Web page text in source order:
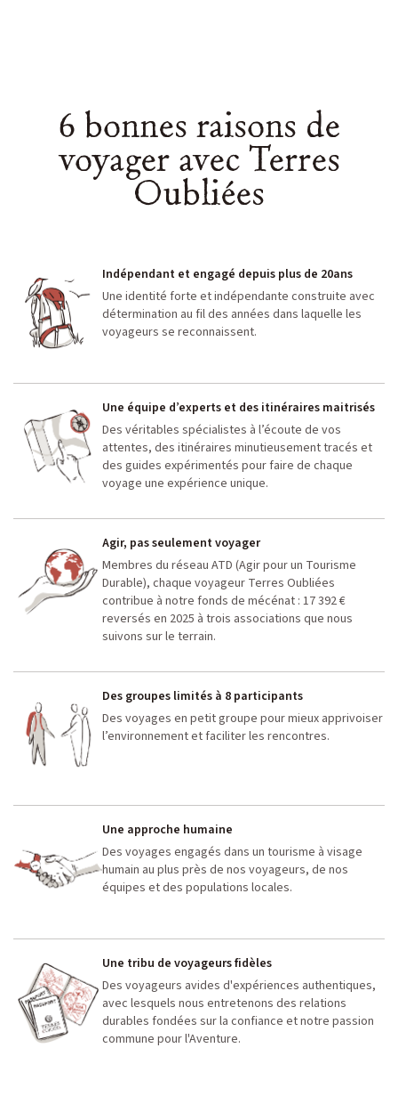
6 bonnes raisons de
voyager avec Terres
Oubliées
Indépendant et engagé depuis plus de 20ans
Une identité forte et indépendante construite avec
détermination au fil des années dans laquelle les
voyageurs se reconnaissent.
Une équipe d’experts et des itinéraires maitrisés
Des véritables spécialistes à l’écoute de vos
attentes, des itinéraires minutieusement tracés et
des guides expérimentés pour faire de chaque
voyage une expérience unique.
Agir, pas seulement voyager
Membres du réseau ATD (Agir pour un Tourisme
Durable), chaque voyageur Terres Oubliées
contribue à notre fonds de mécénat : 17 392 €
reversés en 2025 à trois associations que nous
suivons sur le terrain.
Des groupes limités à 8 participants
Des voyages en petit groupe pour mieux apprivoiser
l’environnement et faciliter les rencontres.
Une approche humaine
Des voyages engagés dans un tourisme à visage
humain au plus près de nos voyageurs, de nos
équipes et des populations locales.
Une tribu de voyageurs fidèles
Des voyageurs avides d'expériences authentiques,
avec lesquels nous entretenons des relations
durables fondées sur la confiance et notre passion
commune pour l'Aventure.